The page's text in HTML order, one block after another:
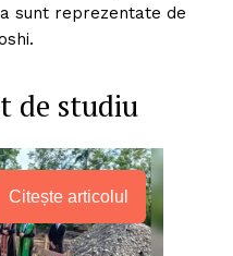
sunt reprezentate de
de studiu
Citește articolul